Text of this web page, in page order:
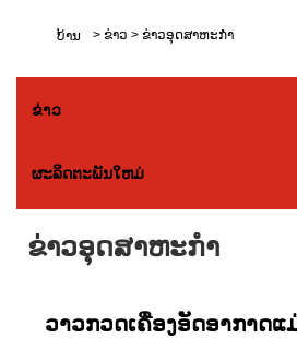
ບ້ານ > ຂ່າວ > ຂ່າວອຸດສາຫະກໍາ
ຂ່າວ
ຜະລິດຕະພັນໃຫມ່
ຂ່າວອຸດສາຫະກໍາ
ວາວກວດເຄື່ອງອັດອາກາດແ